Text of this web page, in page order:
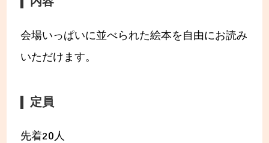
会場いっぱいに並べられた絵本を自由にお読み
いただけます。
定員
先着20人